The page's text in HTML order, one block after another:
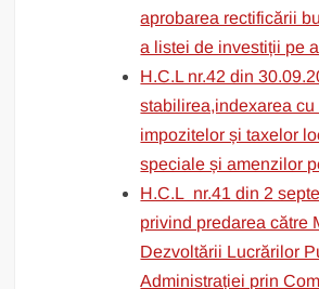
aprobarea rectificării
a listei de investiții pe
H.C.L nr.42 din
stabilirea,indexarea cu
impozitelor și taxelor
speciale și amenzilor
H.C.L nr.41 din 2
privind predarea către
Dezvoltării Lucrărilor
Administrației prin